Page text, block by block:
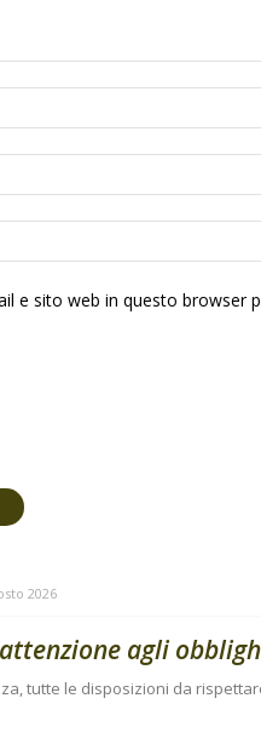
e sito web in questo browser
2026
agli
tutte le disposizioni da